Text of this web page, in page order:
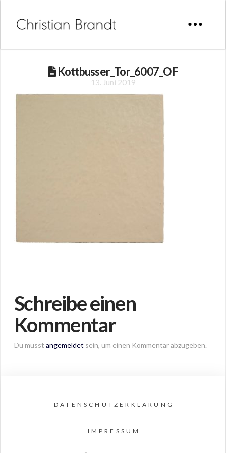
Kottbusser_Tor_6007_OF
13. Juni 2019
Schreibe einen
Kommentar
Du musst angemeldet sein, um einen Kommentar abzugeben.
DATENSCHUTZERKLÄRUNG
IMPRESSUM